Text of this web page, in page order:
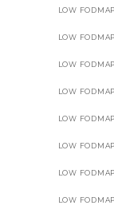
LOW
LOW
LOW
LOW
LOW
LOW
LOW
LOW